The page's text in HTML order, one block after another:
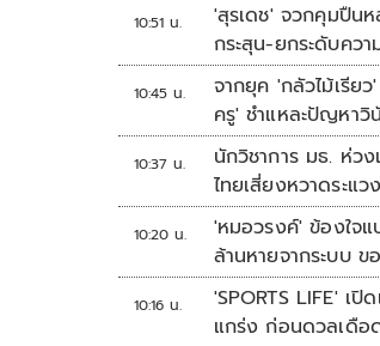
10:51 น.
'สุรเดช' จวกคุมปืน
กระสุน-ยกระดับคว
10:45 น.
จากยุค 'กลัวไม้เรีย
ครู' ชำแหละปัญหาวิ
กลับมา?
10:37 น.
นักวิชาการ มธ. ห่ว
ไทยเสี่ยงหวาดระแ
10:20 น.
'หมอวรงค์' ข้องใจ
ล้านหายจากระบบ
ชาติ
10:16 น.
'SPORTS LIFE' เ
แกร่ง ก่อนดวลเดือ